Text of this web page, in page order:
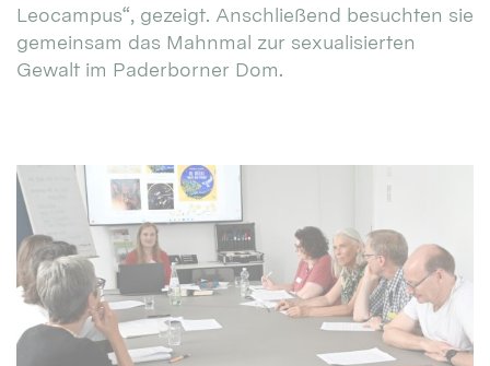
Leocampus“, gezeigt. Anschließend besuchten sie
gemeinsam das Mahnmal zur sexualisierten
Gewalt im Paderborner Dom.